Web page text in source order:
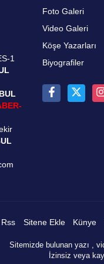
1
Foto Galeri
Video Galeri
Köşe Yazarları
Biyografiler
Rss Sitene Ekle Künye
Sitemizde bulunan yazı ,
İzinsiz veya